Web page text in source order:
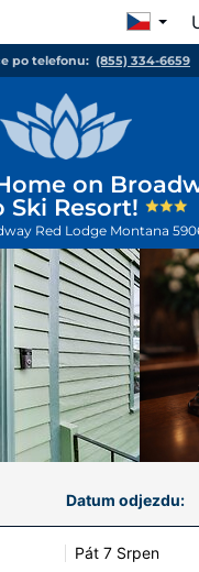
po telefonu: (855) 334-6659
on
Ski Resort!
Red Lodge Montana
Datum odjezdu:
Pát 7 Srpen